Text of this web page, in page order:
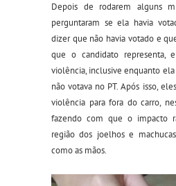
Depois de rodarem alguns
perguntaram se ela havia
dizer que não havia votado e
que ocandidatorepresenta,
violência, inclusive enquanto
nãovotava no PT. Após isso, eles
violência para fora do carro,
fazendo com que o impacto
região dos joelhos e
como as mãos.